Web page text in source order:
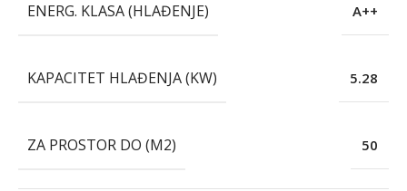
ENERG. KLASA (HLAĐENJE) A++
KAPACITET HLAĐENJA (KW) 5.28
ZA PROSTOR DO (M2) 50